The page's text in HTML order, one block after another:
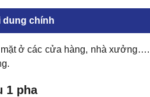
dung chính
ở các cửa hàng, nhà xưởng….
1 pha